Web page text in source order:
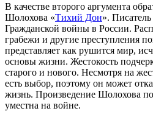
В качестве второго аргумента
Шолохова «Тихий Дон».
Гражданской войны в России.
грабежи и другие преступления
представляет как рушится мир,
основы жизни. Жестокость
старого и нового. Несмотря на
есть выбор, поэтому он может
жизнь. Произведение Шолохова
уместна на войне.